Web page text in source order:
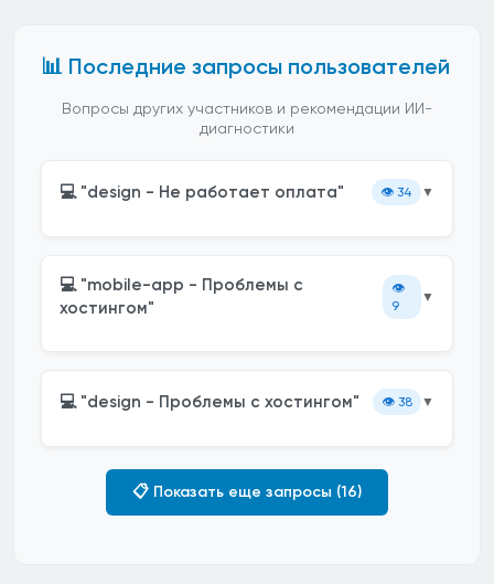
📊 Последние запросы пользователей
Вопросы других участников и рекомендации ИИ-
диагностики
💻 "design - Не работает оплата" 👁️ 34 ▼
💻 "mobile-app - Проблемы с
хостингом"
👁️
9
▼
💻 "design - Проблемы с хостингом" 👁️ 38 ▼
📋 Показать еще запросы (16)